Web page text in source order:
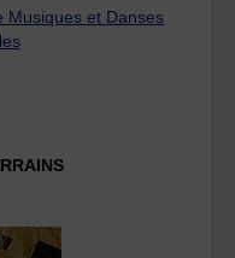
Musiques et Danses